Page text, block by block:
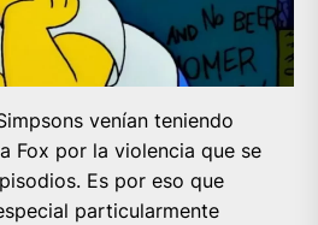
venían teniendo
Fox por la violencia que se
Es por eso que
particularmente